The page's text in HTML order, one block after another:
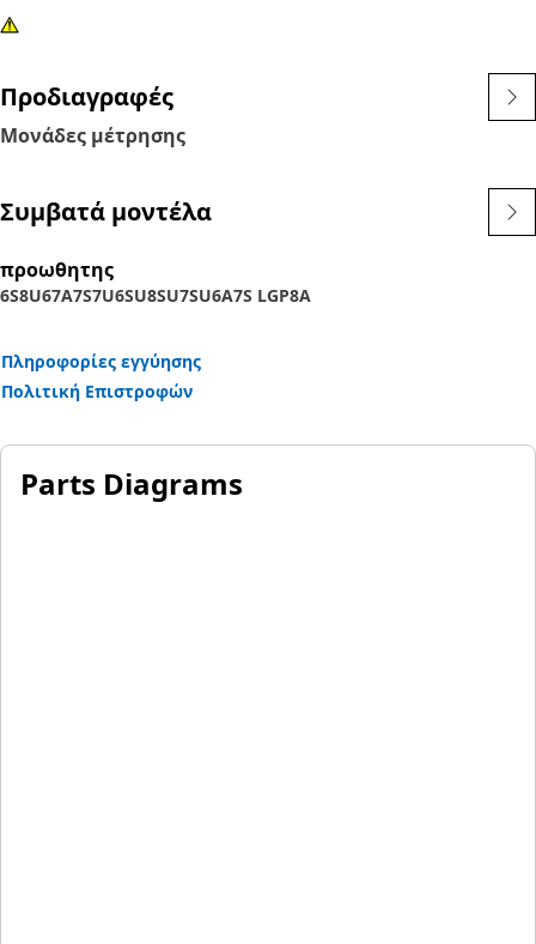
Προδιαγραφές
Μονάδες μέτρησης
Συμβατά μοντέλα
προωθητης
6S8U67A7S7U6SU8SU7SU6A7S LGP8A
Πληροφορίες εγγύησης
Πολιτική Επιστροφών
Parts Diagrams